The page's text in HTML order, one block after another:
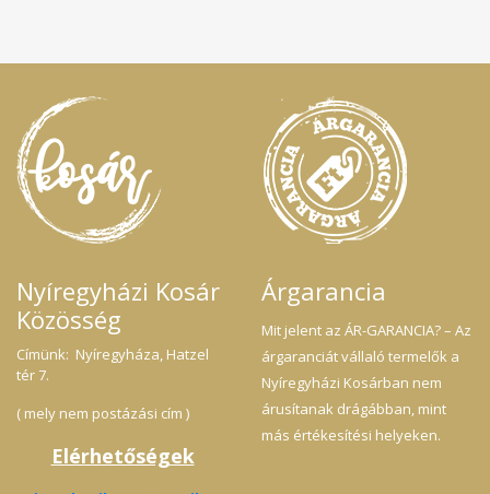
Nyíregyházi Kosár
Közösség
Címünk: Nyíregyháza, Hatzel
tér 7.
( mely nem postázási cím )
Elérhetőségek
Árgarancia
Mit jelent az ÁR-GARANCIA? – Az
árgaranciát vállaló termelők a
Nyíregyházi Kosárban nem
árusítanak drágábban, mint
más értékesítési helyeken.